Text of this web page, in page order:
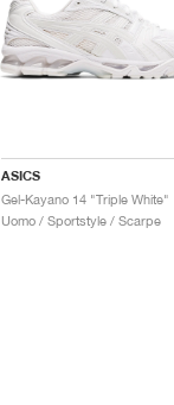
ASICS
Gel-Kayano 14 "Triple White"
Uomo / Sportstyle / Scarpe